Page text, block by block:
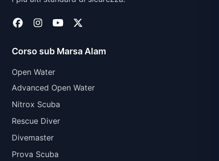
Corso sub Marsa Alam
Open Water
Advanced Open Water
Nitrox Scuba
Rescue Diver
Divemaster
Prova Scuba